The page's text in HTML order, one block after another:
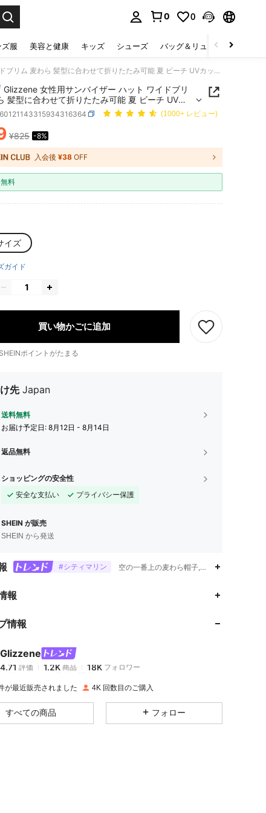
0 0
ズ服 美容と健康 キッズ シューズ バッグ＆リュック
Glizzene 女性用サンバイザー ハット ワイドブリム 麦わら 髪型に合わせて折りたたみ可能 夏 ビーチ UVカット UPF 持ち運び便利 ボヘミアン リボン ウェディング
Glizzene 女性用サンバイザー ハット ワイドブリ
髪型に合わせて折りたたみ可能 夏 ビーチ UVカ
持ち運び便利 ボヘミアン リボン ウェディング(1000+ レビュー)
AND AVAILABILITY
¥825 -8%
入会後 ¥38 OFF
料
イズ
ガイド
買い物かごに追加
SHEINポイントがたまる
先 Japan
送料無料
お届け予定日: 8月12日 - 8月14日
返品無料
ショッピングの安全性
安全な支払い
プライバシー保護
SHEIN が販売
SHEIN から発送
#シティマリン 空の一番上の麦わら帽子,カットアウト,ソリ
報
情報
Glizzene
4.71
4.71評価 1.2K商品
s***h は1日前に購入しました
が最近販売されました 4K 回数目のご購入
すべての商品 フォロー